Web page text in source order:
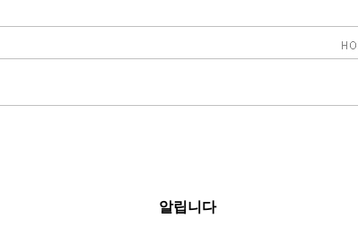
알립니다